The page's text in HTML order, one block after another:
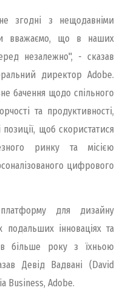
згодні з нещодавніми
вважаємо, що в наших
незалежно", - сказав
директор Adobe.
бачення щодо спільного
та продуктивності,
щоб скористатися
ринку та місією
цифрового
для дизайну
подальших інноваціях та
більше року з їхньою
Девід Вадвані (David
Business, Adobe.